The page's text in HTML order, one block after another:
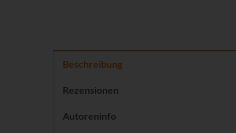
Beschreibung
Rezensionen
Autoreninfo